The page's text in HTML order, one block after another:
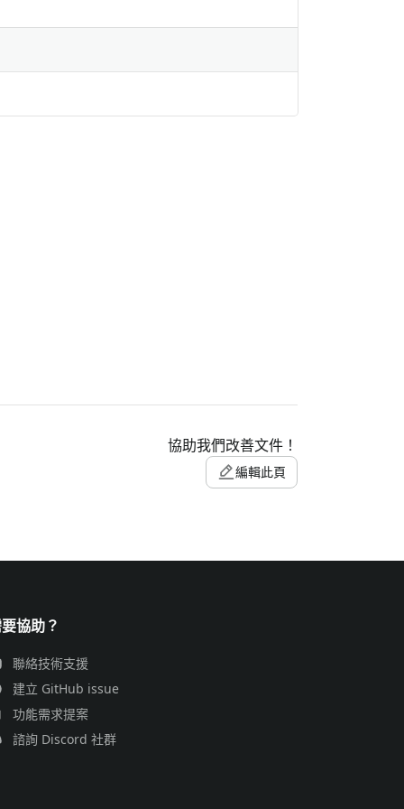
協助我們改善文件！
編輯此頁
協助？
聯絡技術支援
建立 GitHub issue
功能需求提案
諮詢 Discord 社群